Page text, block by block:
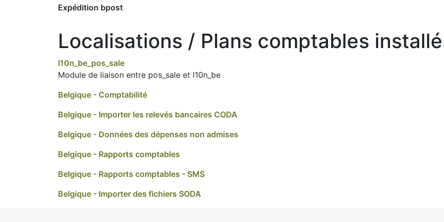
Expédition bpost
Localisations / Plans comptables
l10n_be_pos_sale
Module de liaison entre pos_sale et l10n_be
Belgique - Comptabilité
Belgique - Importer les relevés bancaires CODA
Belgique - Données des dépenses non admises
Belgique - Rapports comptables
Belgique - Rapports comptables - SMS
Belgique - Importer des fichiers SODA